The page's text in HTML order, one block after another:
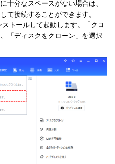
十分なスペースがない場合は、
て接続することができます。
トールして起動します。「クロ
「ディスクをクローン」を選択